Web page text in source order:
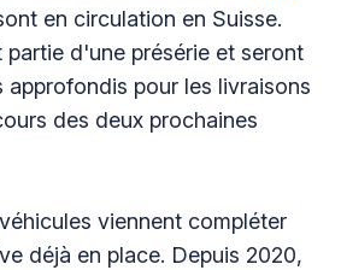
en circulation en Suisse.
partie d'une présérie et seront
approfondis pour les livraisons
des deux prochaines
viennent compléter
déjà en place. Depuis 2020,